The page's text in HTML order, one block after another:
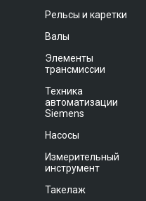
Рельсы и каретки
Валы
Элементы
трансмиссии
Техника
автоматизации
Siemens
Насосы
Измерительный
инструмент
Такелаж